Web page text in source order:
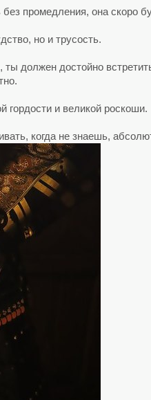
промедления, она скоро
но и трусость.
должен достойно
гордости и великой роскоши.
когда не знаешь,